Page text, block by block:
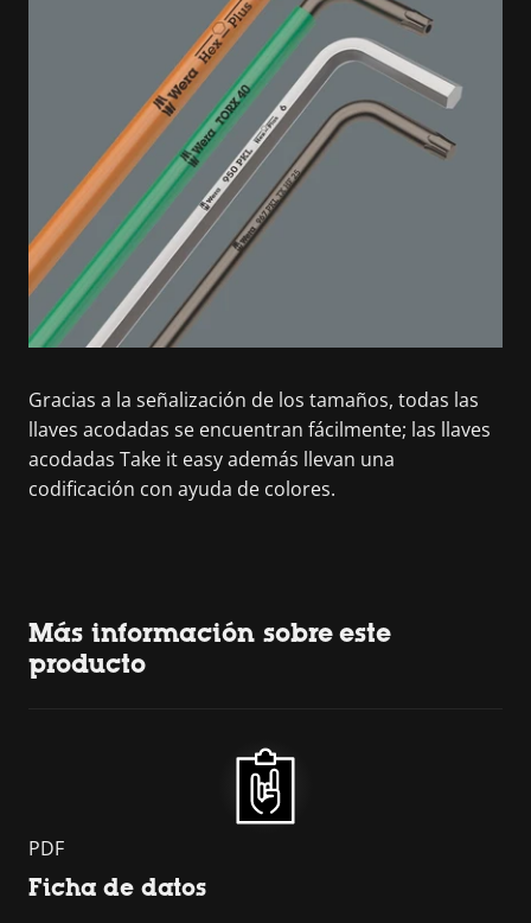
Gracias a la señalización de los tamaños, todas las
llaves acodadas se encuentran fácilmente; las llaves
acodadas Take it easy además llevan una
codificación con ayuda de colores.
Más información sobre este
producto
PDF
Ficha de datos